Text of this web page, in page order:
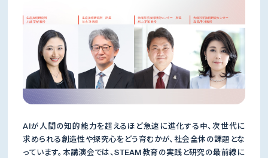
AIが人間の知的能力を超えるほど急速に進化する中、次世代に
求められる創造性や探究心をどう育むかが、社会全体の課題とな
っています。本講演会では、STEAM教育の実践と研究の最前線に